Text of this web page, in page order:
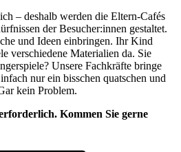
– deshalb werden die Eltern-Cafés
der Besucher:innen gestaltet.
und Ideen einbringen. Ihr Kind
verschiedene Materialien da. Sie
Unsere Fachkräfte bringe
nur ein bisschen quatschen und
kein Problem.
Kommen Sie gerne